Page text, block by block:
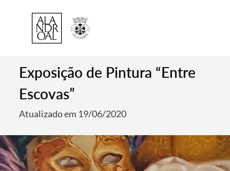
Exposição de Pintura “Entre
Escovas”
Atualizado em 19/06/2020